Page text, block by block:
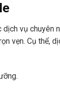
vụ chuyên
vẹn. Cụ thể,